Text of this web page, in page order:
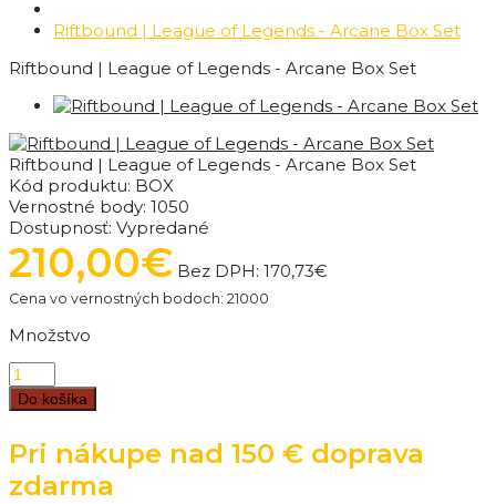
Riftbound | League of Legends - Arcane Box Set
Riftbound | League of Legends - Arcane Box Set
Riftbound | League of Legends - Arcane Box Set
Kód produktu: BOX
Vernostné body: 1050
Dostupnosť: Vypredané
210,00€ Bez DPH: 170,73€
Cena vo vernostných bodoch: 21000
Množstvo
Do košíka
Pri nákupe nad 150 € doprava
zdarma